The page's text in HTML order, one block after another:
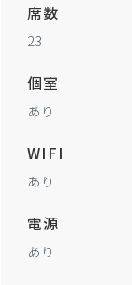
席数
23
個室
あり
WIFI
あり
電源
あり